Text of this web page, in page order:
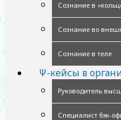
Сознание в
Сознание во
Сознание в теле
Ψ-кейсы в
Руководитель
Специалист бэк-